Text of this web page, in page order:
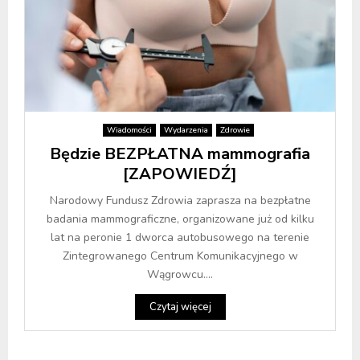
Wiadomości Wydarzenia Zdrowie
Będzie BEZPŁATNA mammografia
[ZAPOWIEDŹ]
Narodowy Fundusz Zdrowia zaprasza na bezpłatne
badania mammograficzne, organizowane już od kilku
lat na peronie 1 dworca autobusowego na terenie
Zintegrowanego Centrum Komunikacyjnego w
Wągrowcu....
Czytaj więcej